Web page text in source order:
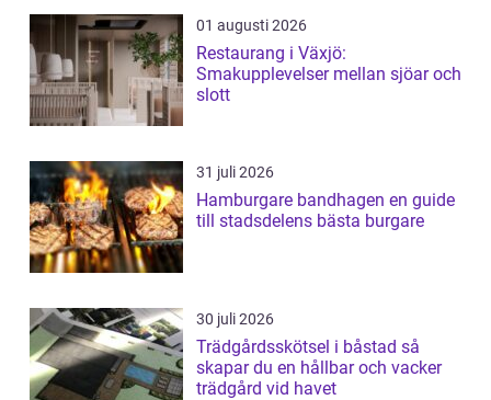
01 augusti 2026
Restaurang i Växjö:
Smakupplevelser mellan sjöar och
slott
31 juli 2026
Hamburgare bandhagen en guide
till stadsdelens bästa burgare
30 juli 2026
Trädgårdsskötsel i båstad så
skapar du en hållbar och vacker
trädgård vid havet